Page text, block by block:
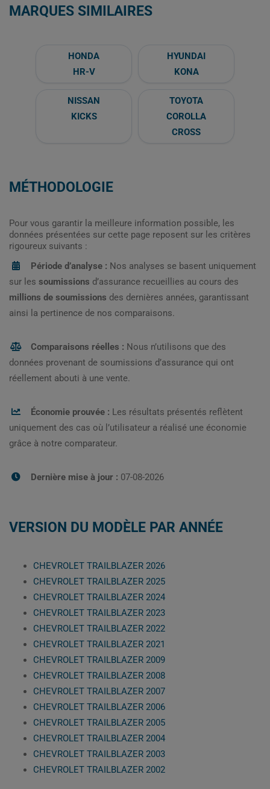
MARQUES SIMILAIRES
HONDA
HR-V
HYUNDAI
KONA
NISSAN
KICKS
TOYOTA
COROLLA
CROSS
MÉTHODOLOGIE
Pour vous garantir la meilleure information possible, les
données présentées sur cette page reposent sur les critères
rigoureux suivants :
Période d’analyse : Nos analyses se basent uniquement
sur les soumissions d’assurance recueillies au cours des
millions de soumissions des dernières années, garantissant
ainsi la pertinence de nos comparaisons.
Comparaisons réelles : Nous n’utilisons que des
données provenant de soumissions d’assurance qui ont
réellement abouti à une vente.
Économie prouvée : Les résultats présentés reflètent
uniquement des cas où l’utilisateur a réalisé une économie
grâce à notre comparateur.
Dernière mise à jour : 07-08-2026
VERSION DU MODÈLE PAR ANNÉE
CHEVROLET TRAILBLAZER 2026
CHEVROLET TRAILBLAZER 2025
CHEVROLET TRAILBLAZER 2024
CHEVROLET TRAILBLAZER 2023
CHEVROLET TRAILBLAZER 2022
CHEVROLET TRAILBLAZER 2021
CHEVROLET TRAILBLAZER 2009
CHEVROLET TRAILBLAZER 2008
CHEVROLET TRAILBLAZER 2007
CHEVROLET TRAILBLAZER 2006
CHEVROLET TRAILBLAZER 2005
CHEVROLET TRAILBLAZER 2004
CHEVROLET TRAILBLAZER 2003
CHEVROLET TRAILBLAZER 2002